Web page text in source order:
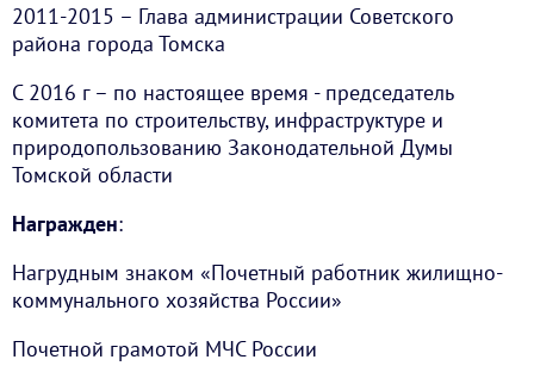
2011-2015 – Глава администрации Советского
района города Томска
С 2016 г – по настоящее время - председатель
комитета по строительству, инфраструктуре и
природопользованию Законодательной Думы
Томской области
Награжден:
Нагрудным знаком «Почетный работник жилищно-
коммунального хозяйства России»
Почетной грамотой МЧС России